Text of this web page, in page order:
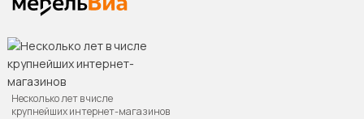
Несколько лет в числе
крупнейших интернет-магазинов